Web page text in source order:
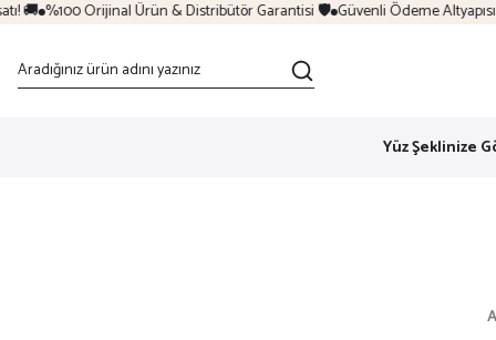
%100 Orijinal Ürün & Distribütör Garantisi 🛡️ Güvenli Ödeme Altyapısı & 6
Yüz Şeklinize